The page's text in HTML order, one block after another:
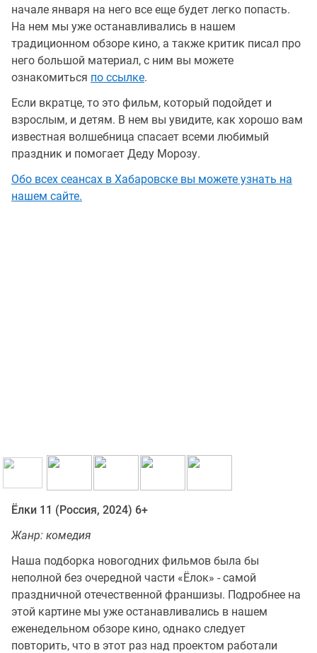
начале января на него все еще будет легко попасть.
На нем мы уже останавливались в нашем
традиционном обзоре кино, а также критик писал про
него большой материал, с ним вы можете
ознакомиться по ссылке.
Если вкратце, то это фильм, который подойдет и
взрослым, и детям. В нем вы увидите, как хорошо вам
известная волшебница спасает всеми любимый
праздник и помогает Деду Морозу.
Обо всех сеансах в Хабаровске вы можете узнать на
нашем сайте.
Ёлки 11 (Россия, 2024) 6+
Жанр: комедия
Наша подборка новогодних фильмов была бы
неполной без очередной части «Ёлок» - самой
праздничной отечественной франшизы. Подробнее на
этой картине мы уже останавливались в нашем
еженедельном обзоре кино, однако следует
повторить, что в этот раз над проектом работали